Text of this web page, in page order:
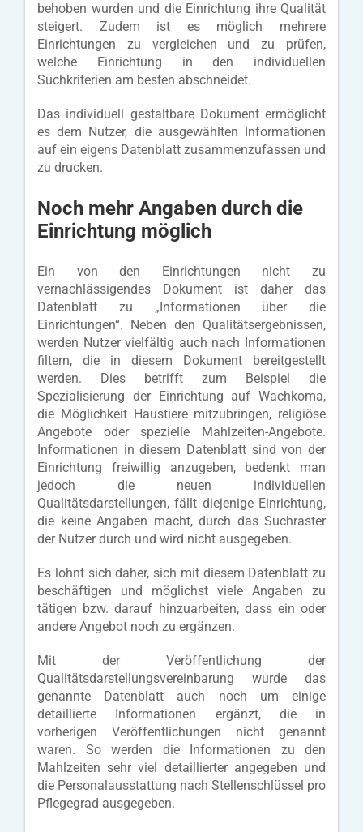
behoben wurden und die Einrichtung ihre Qualität
steigert. Zudem ist es möglich mehrere
Einrichtungen zu vergleichen und zu prüfen,
welche Einrichtung in den individuellen
Suchkriterien am besten abschneidet.
Das individuell gestaltbare Dokument ermöglicht
es dem Nutzer, die ausgewählten Informationen
auf ein eigens Datenblatt zusammenzufassen und
zu drucken.
Noch mehr Angaben durch die
Einrichtung möglich
Ein von den Einrichtungen nicht zu
vernachlässigendes Dokument ist daher das
Datenblatt zu „Informationen über die
Einrichtungen“. Neben den Qualitätsergebnissen,
werden Nutzer vielfältig auch nach Informationen
filtern, die in diesem Dokument bereitgestellt
werden. Dies betrifft zum Beispiel die
Spezialisierung der Einrichtung auf Wachkoma,
die Möglichkeit Haustiere mitzubringen, religiöse
Angebote oder spezielle Mahlzeiten-Angebote.
Informationen in diesem Datenblatt sind von der
Einrichtung freiwillig anzugeben, bedenkt man
jedoch die neuen individuellen
Qualitätsdarstellungen, fällt diejenige Einrichtung,
die keine Angaben macht, durch das Suchraster
der Nutzer durch und wird nicht ausgegeben.
Es lohnt sich daher, sich mit diesem Datenblatt zu
beschäftigen und möglichst viele Angaben zu
tätigen bzw. darauf hinzuarbeiten, dass ein oder
andere Angebot noch zu ergänzen.
Mit der Veröffentlichung der
Qualitätsdarstellungsvereinbarung wurde das
genannte Datenblatt auch noch um einige
detaillierte Informationen ergänzt, die in
vorherigen Veröffentlichungen nicht genannt
waren. So werden die Informationen zu den
Mahlzeiten sehr viel detaillierter angegeben und
die Personalausstattung nach Stellenschlüssel pro
Pflegegrad ausgegeben.